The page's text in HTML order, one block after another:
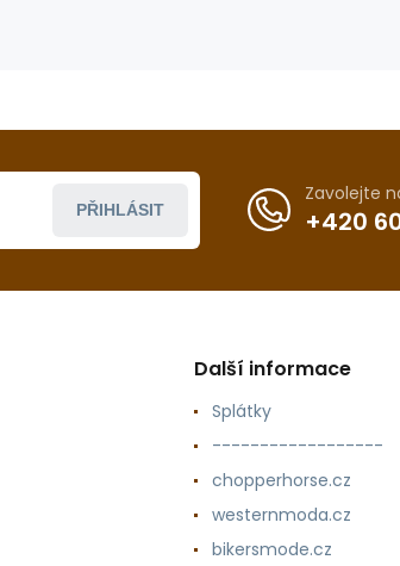
PŘIHLÁSIT
Zavolejte
+420
Další informace
Splátky
------------------
chopperhorse.cz
westernmoda.cz
bikersmode.cz